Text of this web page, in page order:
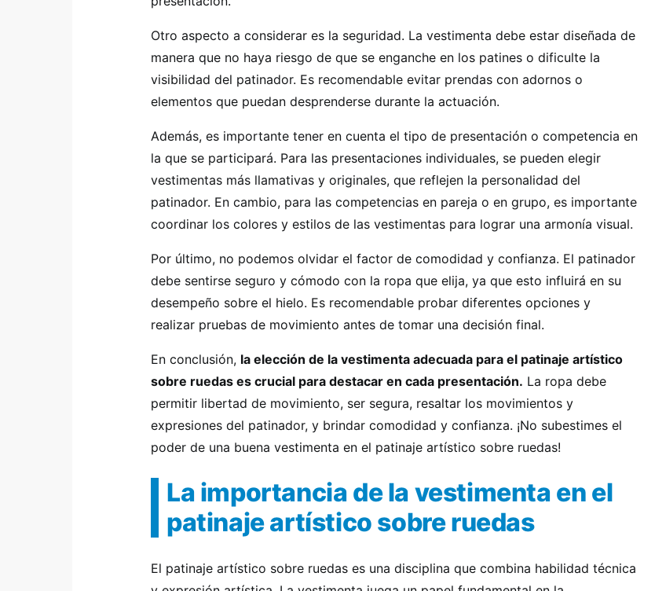
Otro aspecto a considerar es la seguridad. La vestimenta debe estar diseñada de
manera que no haya riesgo de que se enganche en los patines o dificulte la
visibilidad del patinador. Es recomendable evitar prendas con adornos o
elementos que puedan desprenderse durante la actuación.
Además, es importante tener en cuenta el tipo de presentación o competencia en
la que se participará. Para las presentaciones individuales, se pueden elegir
vestimentas más llamativas y originales, que reflejen la personalidad del
patinador. En cambio, para las competencias en pareja o en grupo, es importante
coordinar los colores y estilos de las vestimentas para lograr una armonía visual.
Por último, no podemos olvidar el factor de comodidad y confianza. El patinador
debe sentirse seguro y cómodo con la ropa que elija, ya que esto influirá en su
desempeño sobre el hielo. Es recomendable probar diferentes opciones y
realizar pruebas de movimiento antes de tomar una decisión final.
En conclusión, la elección de la vestimenta adecuada para el patinaje artístico
sobre ruedas es crucial para destacar en cada presentación. La ropa debe
permitir libertad de movimiento, ser segura, resaltar los movimientos y
expresiones del patinador, y brindar comodidad y confianza. ¡No subestimes el
poder de una buena vestimenta en el patinaje artístico sobre ruedas!
La importancia de la vestimenta en el
patinaje artístico sobre ruedas
El patinaje artístico sobre ruedas es una disciplina que combina habilidad técnica